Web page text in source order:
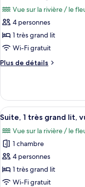
lits,
accessible
aux
personnes
à
mobilité
Chambre
Standard,
grands
lits,
aux
réduite
(Hearing)
les
photos
pour
ce
type
de
Suite,
très
grand
lit
Vue sur la rivière / le
4 personnes
1 très grand lit
Wi-Fi gratuit
Plus de détails
Plus
le
type
de
Suite,
très
grand
lit
Afficher
toutes
les
photos
pour
ce
type
11
Suite, 1 très grand lit,
Vue sur la rivière / le
1 chambre
4 personnes
1 très grand lit
Wi-Fi gratuit